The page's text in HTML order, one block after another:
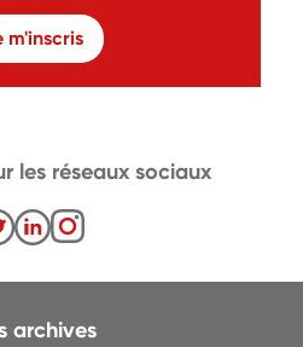
m'inscris
archives
les réseaux sociaux